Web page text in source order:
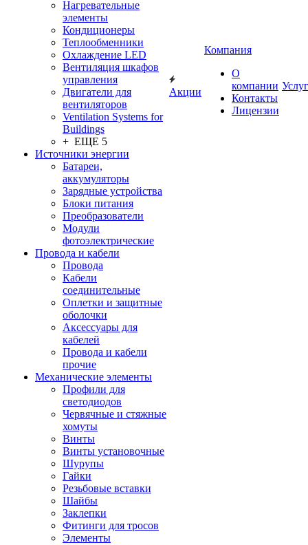
Нагревательные
элементы
Кондиционеры
Теплообменники
Охлаждение LED
Вентиляция шкафов
управления
Двигатели для
вентиляторов
Ventilation Systems for
Buildings
+ ЕЩЕ 5
Источники энергии
Батареи,
аккумуляторы
Зарядные устройства
Блоки питания
Преобразователи
Модули
фотоэлектрические
Провода и кабели
Провода
Кабели
соединительные
Оплетки и защитные
оболочки
Аксессуары для
кабелей
Провода и кабели
прочие
Механические элементы
Профили для
светодиодов
Червячные и стяжные
хомуты
Винты
Винты установочные
Шурупы
Гайки
Резьбовые вставки
Шайбы
Заклепки
Фитинги для тросов
Элементы
Акции
Компания
О
компании
Контакты
Лицензии